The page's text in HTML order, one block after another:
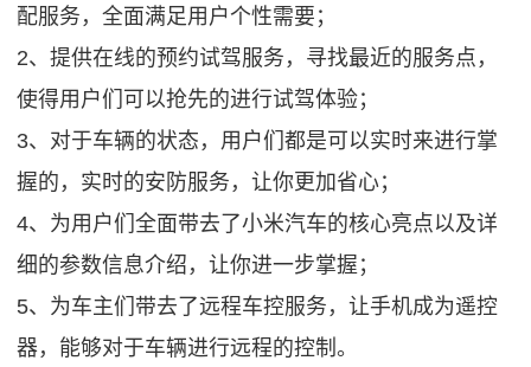
配服务，全面满足用户个性需要；
2、提供在线的预约试驾服务，寻找最近的服务点，
使得用户们可以抢先的进行试驾体验；
3、对于车辆的状态，用户们都是可以实时来进行掌
握的，实时的安防服务，让你更加省心；
4、为用户们全面带去了小米汽车的核心亮点以及详
细的参数信息介绍，让你进一步掌握；
5、为车主们带去了远程车控服务，让手机成为遥控
器，能够对于车辆进行远程的控制。